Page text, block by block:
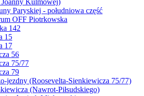
Paryskiej - południowa część
OFF Piotrkowska
142
15
17
56
75/77
79
jezdny (Roosevelta-Sienkiewicza 75/77)
(Nawrot-Piłsudskiego)